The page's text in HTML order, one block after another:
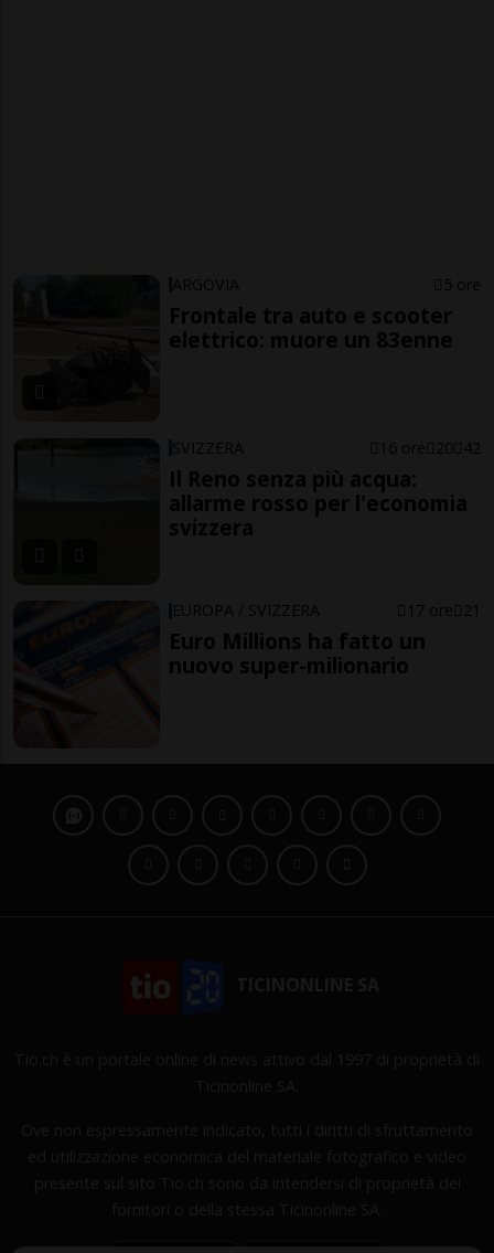
ARGOVIA 5 ore
Frontale tra auto e scooter
elettrico: muore un 83enne
SVIZZERA 16 ore 20 42
Il Reno senza più acqua:
allarme rosso per l'economia
svizzera
EUROPA / SVIZZERA 17 ore 21
Euro Millions ha fatto un
nuovo super-milionario